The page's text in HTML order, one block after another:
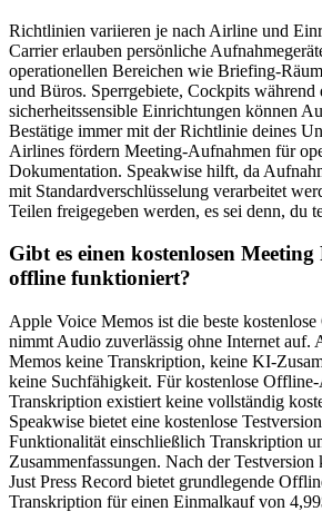
Richtlinien variieren je nach Airline und
Carrier erlauben persönliche
operationellen Bereichen wie Briefing-
und Büros. Sperrgebiete, Cockpits während
sicherheitssensible Einrichtungen können
Bestätige immer mit der Richtlinie deines
Airlines fördern Meeting-Aufnahmen für
Dokumentation. Speakwise hilft, da
mit Standardverschlüsselung verarbeitet
Teilen freigegeben werden, es sei denn, du
Gibt es einen kostenlosen Meeting
offline funktioniert?
Apple Voice Memos ist die beste
nimmt Audio zuverlässig ohne Internet auf.
Memos keine Transkription, keine KI-
keine Suchfähigkeit. Für kostenlose
Transkription existiert keine vollständig
Speakwise bietet eine kostenlose
Funktionalität einschließlich Transkription
Zusammenfassungen. Nach der Testversion
Just Press Record bietet grundlegende
Transkription für einen Einmalkauf von